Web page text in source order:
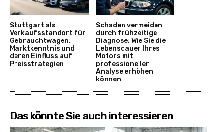
Stuttgart als
Verkaufsstandort für
Gebrauchtwagen:
Marktkenntnis und
deren Einfluss auf
Preisstrategien
Schaden vermeiden
durch frühzeitige
Diagnose: Wie Sie die
Lebensdauer Ihres
Motors mit
professioneller
Analyse erhöhen
können
Das könnte Sie auch interessieren